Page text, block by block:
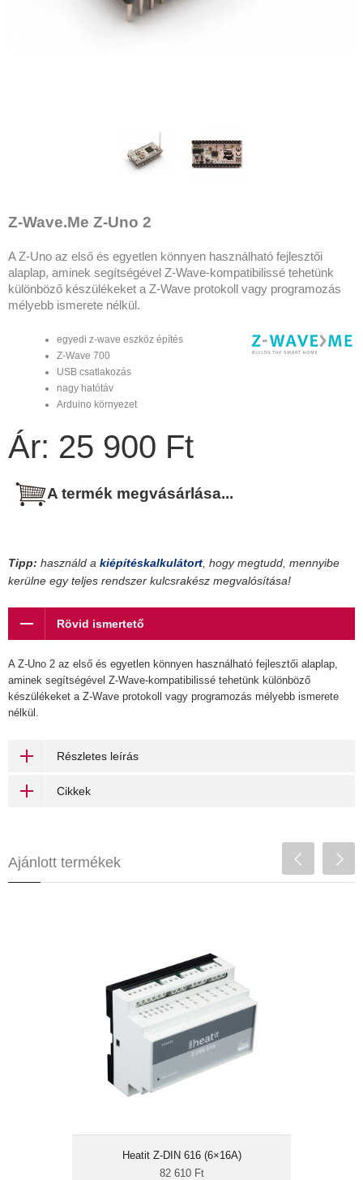
Z-Wave.Me Z-Uno 2
A Z-Uno az első és egyetlen könnyen használható fejlesztői
alaplap, aminek segítségével Z-Wave-kompatibilissé tehetünk
különböző készülékeket a Z-Wave protokoll vagy programozás
mélyebb ismerete nélkül.
egyedi z-wave eszköz építés
Z-Wave 700
USB csatlakozás
nagy hatótáv
Arduino környezet
Ár: 25 900 Ft
A termék megvásárlása...
Tipp: használd a kiépítéskalkulátort , hogy megtudd, mennyibe
kerülne egy teljes rendszer kulcsrakész megvalósítása!
Rövid ismertető
A Z-Uno 2 az első és egyetlen könnyen használható fejlesztői alaplap,
aminek segítségével Z-Wave-kompatibilissé tehetünk különböző
készülékeket a Z-Wave protokoll vagy programozás mélyebb ismerete
nélkül.
Részletes leírás
Cikkek
Ajánlott termékek
Heatit Z-DIN 616 (6×16A)
82 610 Ft
82 610 Ft
6 darab relé
max. 6×16A
6 digitális bemenet
S2 titkosítás
DIN-sínre szerelhető
A Heatit Z-DIN 616 egy DIN-sínre szerelhető,
kapcsolására is alkalmas akár 16A-ig. 6
bemenetére száraz kontaktust adó érzékelők